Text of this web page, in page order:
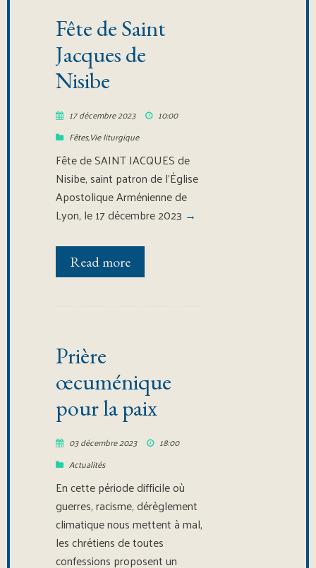
Fête de Saint
Jacques de
Nisibe
17 décembre 2023
10:00
Fêtes,Vie liturgique
Fête de SAINT JACQUES de
Nisibe, saint patron de l’Église
Apostolique Arménienne de
Lyon, le 17 décembre 2023 →
Read more
Prière
œcuménique
pour la paix
03 décembre 2023
18:00
Actualités
En cette période difficile où
guerres, racisme, dérèglement
climatique nous mettent à mal,
les chrétiens de toutes
confessions proposent un